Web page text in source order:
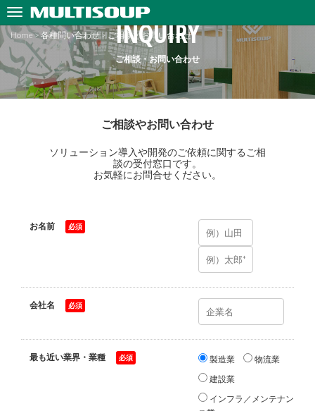
INQUIRY
ご相談・お問い合わせ
Home>各種問い合わせ>ご相談・お問い合わせ
ご相談やお問い合わせ
ソリューション導入や開発のご依頼に関するご相
談の受付窓口です。
お気軽にお問合せください。
お名前
会社名
最も近い業界・業種 製造業
物流業
建設業
インフラ／メンテナン